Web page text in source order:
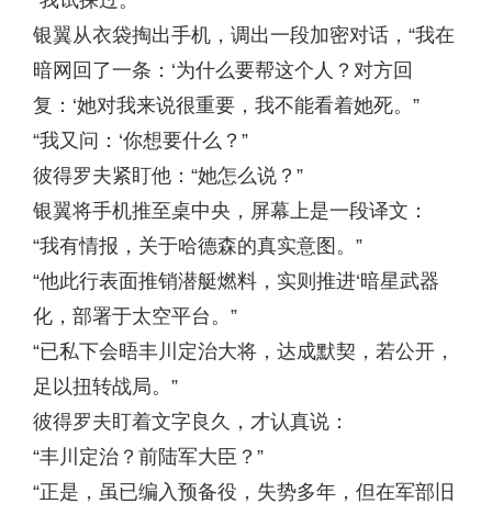
银翼从衣袋掏出手机，调出一段加密对话，“我在
暗网回了一条：‘为什么要帮这个人？对方回
复：‘她对我来说很重要，我不能看着她死。”
“我又问：‘你想要什么？”
彼得罗夫紧盯他：“她怎么说？”
银翼将手机推至桌中央，屏幕上是一段译文：
“我有情报，关于哈德森的真实意图。”
“他此行表面推销潜艇燃料，实则推进‘暗星武器
化，部署于太空平台。”
“已私下会晤丰川定治大将，达成默契，若公开，
足以扭转战局。”
彼得罗夫盯着文字良久，才认真说：
“丰川定治？前陆军大臣？”
“正是，虽已编入预备役，失势多年，但在军部旧